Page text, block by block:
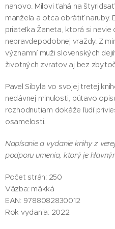
nanovo. Milovi ťahá na
manžela a otca obrátiť naruby.
priateľka Žaneta, ktorá si
nepravdepodobnej vraždy. Z
významní muži slovenských
životných zvratov aj bez
Pavel Sibyla vo svojej tretej
nedávnej minulosti, pútavo
rozhodnutiam dokáže ľudí
osamelosti.
Napísanie a vydanie knihy z
podporu umenia, ktorý je
Počet strán: 250
Väzba: mäkká
EAN: 9788082830012
Rok vydania: 2022